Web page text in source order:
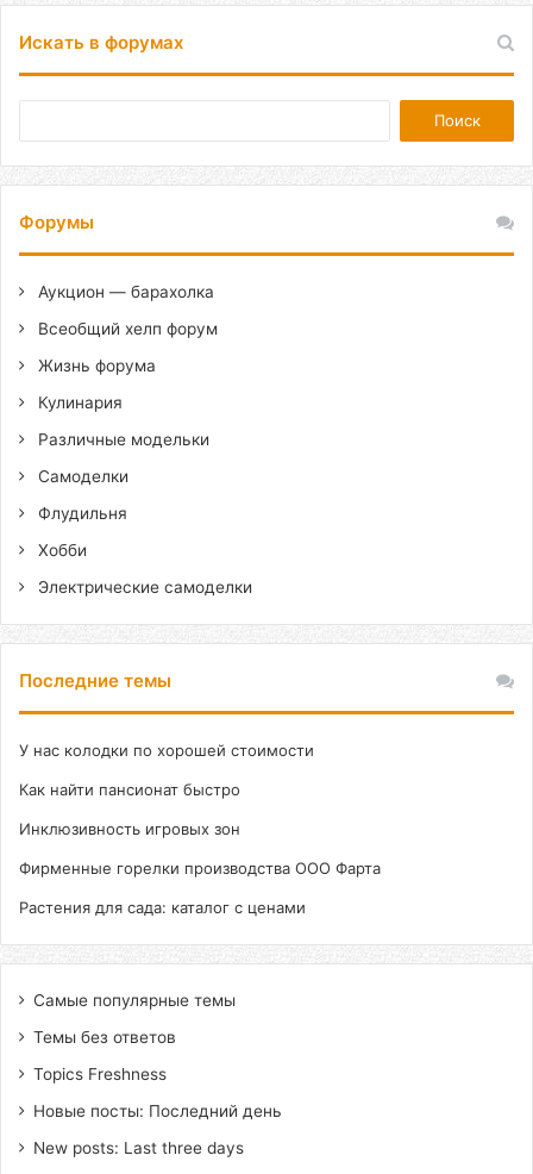
Искать в форумах
Форумы
Аукцион — барахолка
Всеобщий хелп форум
Жизнь форума
Кулинария
Различные модельки
Самоделки
Флудильня
Хобби
Электрические самоделки
Последние темы
У нас колодки по хорошей стоимости
Как найти пансионат быстро
Инклюзивность игровых зон
Фирменные горелки производства ООО Фарта
Растения для сада: каталог с ценами
Самые популярные темы
Темы без ответов
Topics Freshness
Новые посты: Последний день
New posts: Last three days